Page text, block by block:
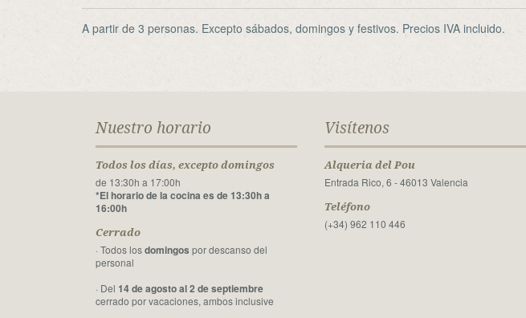
A partir de 3 personas. Excepto sábados, domingos y festivos. Precios IVA incluido.
Nuestro horario
Todos los días, excepto domingos
de 13:30h a 17:00h
*El horario de la cocina es de 13:30h a
16:00h
Cerrado
· Todos losdomingos por descanso del
personal
· Del14 de agosto al 2 de septiembre
cerrado por vacaciones, ambos inclusive
Visítenos
Alqueria del Pou
Entrada Rico, 6 - 46013 Valencia
Teléfono
(+34) 962 110 446